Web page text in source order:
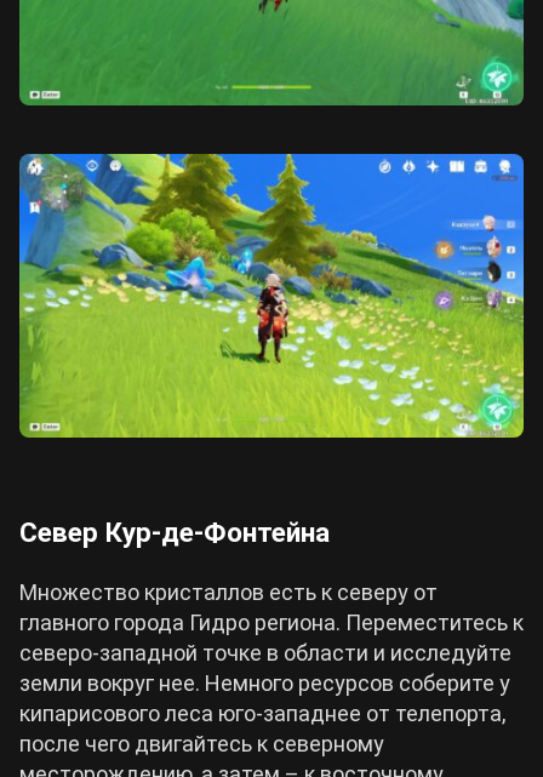
Север Кур-де-Фонтейна
Множество кристаллов есть к северу от
главного города Гидро региона. Переместитесь к
северо-западной точке в области и исследуйте
земли вокруг нее. Немного ресурсов соберите у
кипарисового леса юго-западнее от телепорта,
после чего двигайтесь к северному